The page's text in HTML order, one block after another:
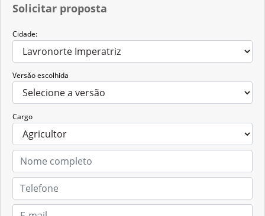
Solicitar proposta
Cidade:
Versão escolhida
Cargo